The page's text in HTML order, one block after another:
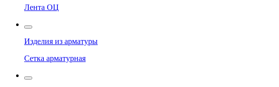
Лента ОЦ
Изделия из арматуры
Сетка арматурная